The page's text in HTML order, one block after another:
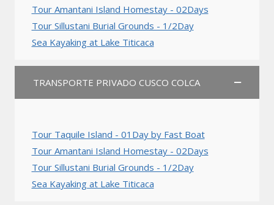
Tour Amantani Island Homestay - 02Days
Tour Sillustani Burial Grounds - 1/2Day
Sea Kayaking at Lake Titicaca
TRANSPORTE PRIVADO CUSCO COLCA
Tour Taquile Island - 01Day by Fast Boat
Tour Amantani Island Homestay - 02Days
Tour Sillustani Burial Grounds - 1/2Day
Sea Kayaking at Lake Titicaca